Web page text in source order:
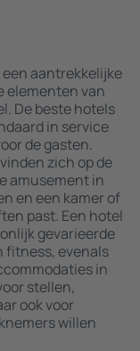
aantrekkelijke
elementen van
De beste hotels
in service
de gasten.
zich op de
amusement in
en een kamer of
past. Een hotel
gevarieerde
fitness, evenals
in
stellen,
ook voor
willen